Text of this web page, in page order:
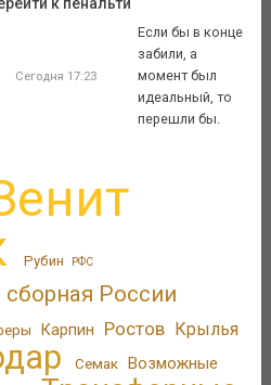
Сегодня 17:23
Если бы в конце
забили, а
момент был
идеальный, то
перешли бы.
Рубин РФС
сборная России
Карпин Ростов Крылья
Семак Возможные